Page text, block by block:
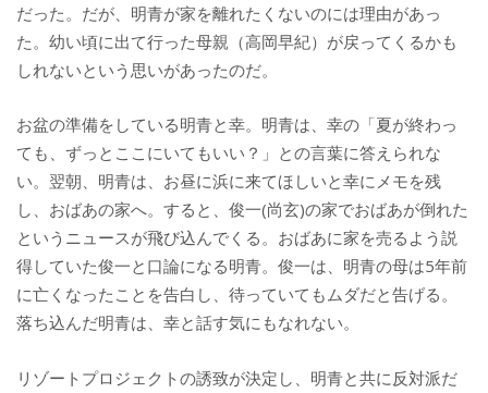
だった。だが、明青が家を離れたくないのには理由があっ
た。幼い頃に出て行った母親（高岡早紀）が戻ってくるかも
しれないという思いがあったのだ。
お盆の準備をしている明青と幸。明青は、幸の「夏が終わっ
ても、ずっとここにいてもいい？」との言葉に答えられな
い。翌朝、明青は、お昼に浜に来てほしいと幸にメモを残
し、おばあの家へ。すると、俊一(尚玄)の家でおばあが倒れた
というニュースが飛び込んでくる。おばあに家を売るよう説
得していた俊一と口論になる明青。俊一は、明青の母は5年前
に亡くなったことを告白し、待っていてもムダだと告げる。
落ち込んだ明青は、幸と話す気にもなれない。
リゾートプロジェクトの誘致が決定し、明青と共に反対派だ